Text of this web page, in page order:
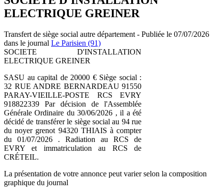
ELECTRIQUE GREINER
Transfert de siège social autre département - Publiée le 07/07/2026
dans le journal Le Parisien (91)
SOCIETE D'INSTALLATION
ELECTRIQUE GREINER
SASU au capital de 20000 € Siège social :
32 RUE ANDRE BERNARDEAU 91550
PARAY-VIEILLE-POSTE RCS EVRY
918822339 Par décision de l'Assemblée
Générale Ordinaire du 30/06/2026 , il a été
décidé de transférer le siège social au 94 rue
du noyer grenot 94320 THIAIS à compter
du 01/07/2026 . Radiation au RCS de
EVRY et immatriculation au RCS de
CRÉTEIL.
La présentation de votre annonce peut varier selon la composition
graphique du journal